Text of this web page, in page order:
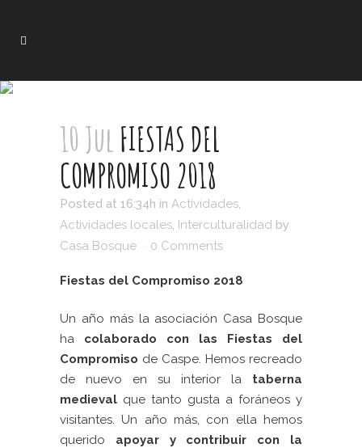
10 Jul FIESTAS DEL
COMPROMISO 2018
Posted at 16:34h in Actividades,
Actividades locales, Interculturalidad by
Casa Bosque
0 Comments
Fiestas del Compromiso 2018
Un año más la asociación Casa Bosque
ha colaborado con las Fiestas del
Compromiso de Caspe. Hemos recreado
de nuevo en su interior la taberna
medieval que tanto gusta a foráneos y
visitantes. Un año más, con ella hemos
querido apoyar y contribuir con la